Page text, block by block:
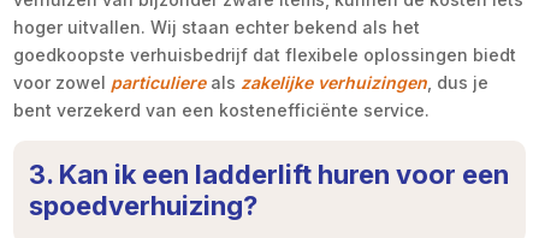
hoger uitvallen. Wij staan echter bekend als het
goedkoopste verhuisbedrijf dat flexibele oplossingen biedt
voor zowel particuliereals zakelijke verhuizingen , dus je
bent verzekerd van een kostenefficiënte service.
3. Kan ik een ladderlift huren voor een
spoedverhuizing?